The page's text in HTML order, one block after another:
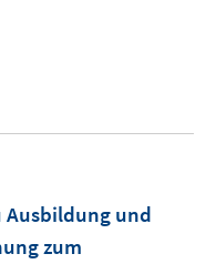
Ausbildung und
zum